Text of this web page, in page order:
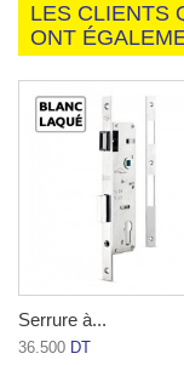
LES CLIENTS
ONT
Serrure à...
36.500 DT